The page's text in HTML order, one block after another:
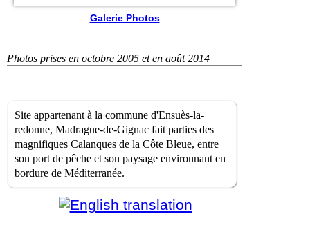
Galerie Photos
Photos prises en octobre 2005 et en août 2014
Site appartenant à la commune d'Ensuès-la-
redonne, Madrague-de-Gignac fait parties des
magnifiques Calanques de la Côte Bleue, entre
son port de pêche et son paysage environnant en
bordure de Méditerranée.